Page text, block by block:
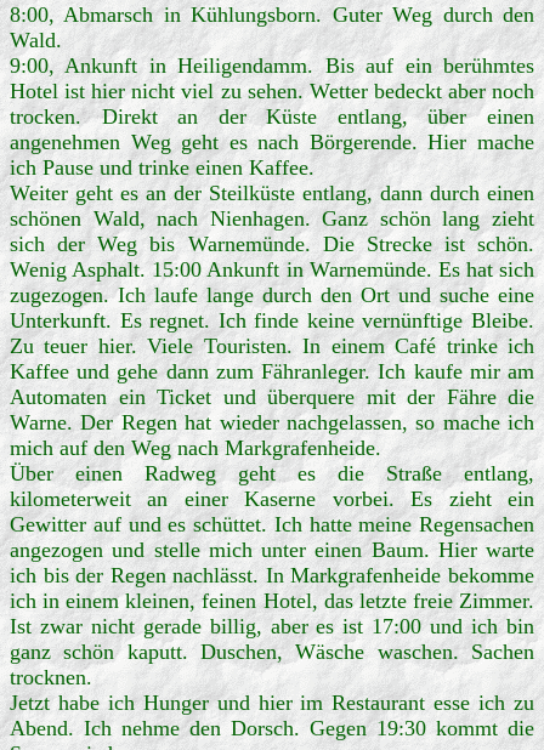
8:00, Abmarsch in Kühlungsborn. Guter Weg durch den
Wald.
9:00, Ankunft in Heiligendamm. Bis auf ein berühmtes
Hotel ist hier nicht viel zu sehen. Wetter bedeckt aber noch
trocken. Direkt an der Küste entlang, über einen
angenehmen Weg geht es nach Börgerende. Hier mache
ich Pause und trinke einen Kaffee.
Weiter geht es an der Steilküste entlang, dann durch einen
schönen Wald, nach Nienhagen. Ganz schön lang zieht
sich der Weg bis Warnemünde. Die Strecke ist schön.
Wenig Asphalt. 15:00 Ankunft in Warnemünde. Es hat sich
zugezogen. Ich laufe lange durch den Ort und suche eine
Unterkunft. Es regnet. Ich finde keine vernünftige Bleibe.
Zu teuer hier. Viele Touristen. In einem Café trinke ich
Kaffee und gehe dann zum Fähranleger. Ich kaufe mir am
Automaten ein Ticket und überquere mit der Fähre die
Warne. Der Regen hat wieder nachgelassen, so mache ich
mich auf den Weg nach Markgrafenheide.
Über einen Radweg geht es die Straße entlang,
kilometerweit an einer Kaserne vorbei. Es zieht ein
Gewitter auf und es schüttet. Ich hatte meine Regensachen
angezogen und stelle mich unter einen Baum. Hier warte
ich bis der Regen nachlässt. In Markgrafenheide bekomme
ich in einem kleinen, feinen Hotel, das letzte freie Zimmer.
Ist zwar nicht gerade billig, aber es ist 17:00 und ich bin
ganz schön kaputt. Duschen, Wäsche waschen. Sachen
trocknen.
Jetzt habe ich Hunger und hier im Restaurant esse ich zu
Abend. Ich nehme den Dorsch. Gegen 19:30 kommt die